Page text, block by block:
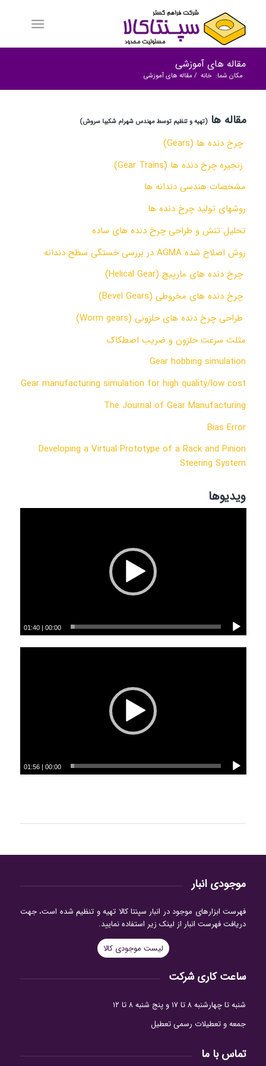
مقاله های آموزشی
مکان شما: خانه / مقاله های آموزشی
مقاله ها (تهیه و تنظیم توسط مهندس شهرام شکیبا سروش)
چرخ دنده ها (Gears)
زنجیره چرخ دنده ها (Gear Trains)
مشخصات هندسی دندانه ها
روشهای تولید چرخ دنده ها
تحلیل تنش و طراحی چرخ دنده های ساده
روش اصلاح شده AGMA در بررسی خستگی سطح دندانه
چرخ دنده های مارپیچ (Helical Gear)
چرخ دنده های مخروطی (Bevel Gears)
طراحی چرخ دنده های حلزونی (Worm gears)
مثلث سرعت حلزون و ضریب اصطکاک
Gear hobbing simulation
Gear manufacturing simulation for high quality/low cost
The Journal of Gear Manufacturing
Bias Error
Developing a Virtual Prototype of a Rack and Pinion
Steering System
ویدیوها
00:00
|
01:40
00:00
|
01:56
موجودی انبار
فهرست ابزارهای موجود در انبار سپنتا کالا تهیه و تنظیم شده است، جهت
دریافت فهرست انبار از لینک زیر استفاده نمایید.
لیست موجودی کالا
ساعت کاری شرکت
شنبه تا چهارشنبه ۸ تا ۱۷ و پنج شنبه ۸ تا ۱۲
جمعه و تعطیلات رسمی تعطیل
تماس با ما